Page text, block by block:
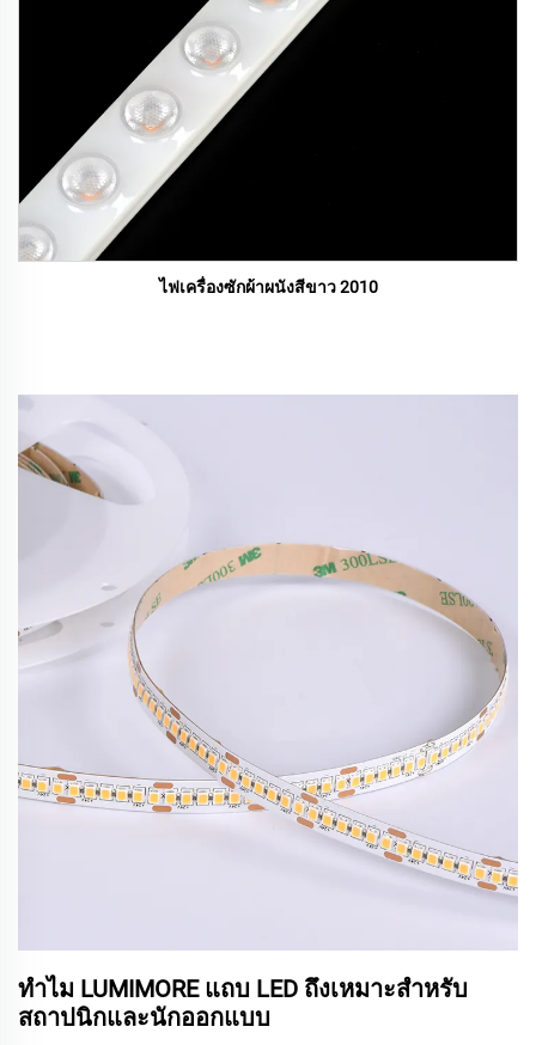
ไฟเครื่องซักผ้าผนังสีขาว 2010
ทำไม LUMIMORE แถบ LED ถึงเหมาะสำหรับ
สถาปนิกและนักออกแบบ